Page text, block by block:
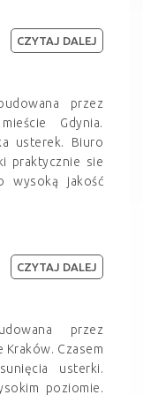
przez
Gdynia.
usterek. Biuro
praktycznie sie
wysoką jakość
CZYTAJ DALEJ
przez
Czasem
usterki.
poziomie.
CZYTAJ DALEJ